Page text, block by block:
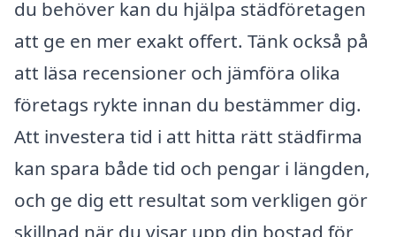
du behöver kan du hjälpa städföretagen
att ge en mer exakt offert. Tänk också på
att läsa recensioner och jämföra olika
företags rykte innan du bestämmer dig.
Att investera tid i att hitta rätt städfirma
kan spara både tid och pengar i längden,
och ge dig ett resultat som verkligen gör
skillnad när du visar upp din bostad för